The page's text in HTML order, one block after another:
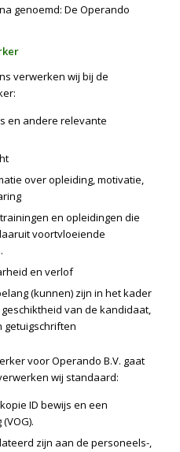
genoemd: De Operando
verwerken wij bij de
en andere relevante
over opleiding, motivatie,
en opleidingen die
voortvloeiende
en verlof
(kunnen) zijn in het kader
van de kandidaat,
voor Operando B.V. gaat
wij standaard:
ID bewijs en een
zijn aan de personeels-,